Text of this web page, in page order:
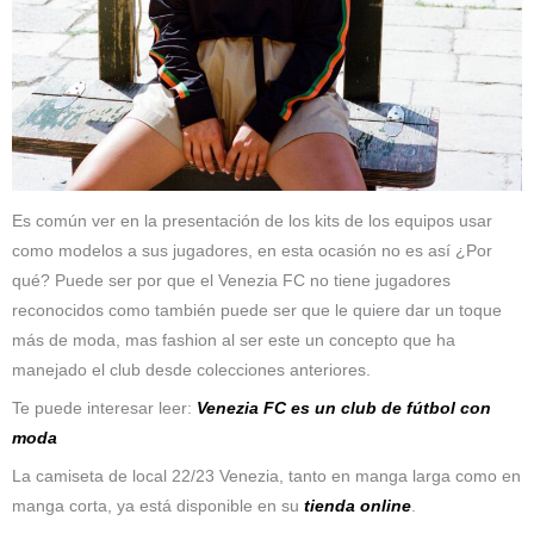
Es común ver en la presentación de los kits de los equipos usar
como modelos a sus jugadores, en esta ocasión no es así ¿Por
qué? Puede ser por que el Venezia FC no tiene jugadores
reconocidos como también puede ser que le quiere dar un toque
más de moda, mas fashion al ser este un concepto que ha
manejado el club desde colecciones anteriores.
Te puede interesar leer: Venezia FC es un club de fútbol con
moda
La camiseta de local 22/23 Venezia, tanto en manga larga como en
manga corta, ya está disponible en su tienda online